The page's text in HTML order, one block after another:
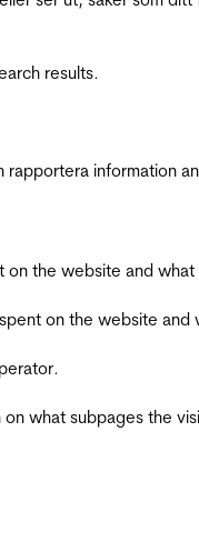
results.
information
the website and
on the website
what subpages the